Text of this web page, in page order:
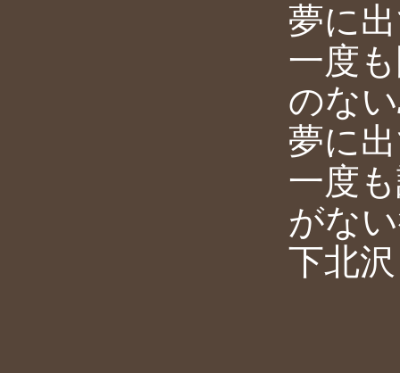
夢に
一度
のな
夢に
一度
がな
下北沢